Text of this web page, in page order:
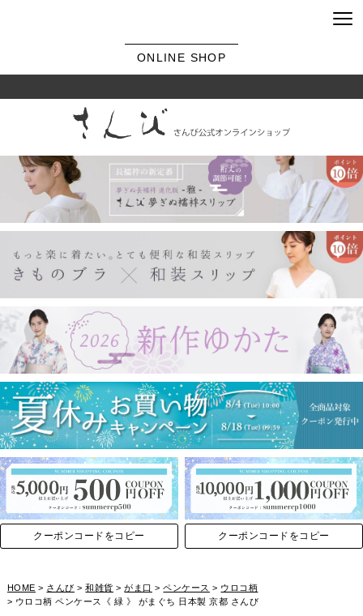
ONLINE SHOP
クーポンコードをコピー クーポンコードをコピー
HOME さんび 和雑貨 がま口 ペンケース
ウロコ柄
ウロコ柄 ペンケース《 緑 》 がまぐち 日本製 京都 さんび